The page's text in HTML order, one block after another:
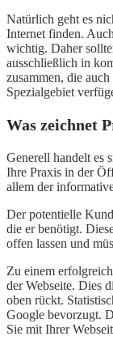
Natürlich geht es
Internet finden.
wichtig. Daher
ausschließlich in
zusammen, die
Spezialgebiet
Was zeichnet
Generell handelt es
Ihre Praxis in der
allem der
Der potentielle
die er benötigt.
offen lassen und
Zu einem
der Webseite. Dies
oben rückt.
Google bevorzugt.
Sie mit Ihrer